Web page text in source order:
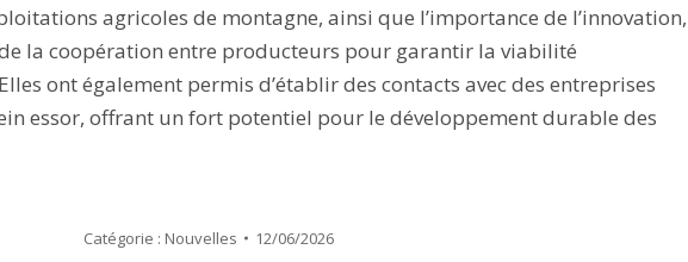
agricoles de montagne, ainsi que l’importance de l’innovation,
la coopération entre producteurs pour garantir la viabilité
ont également permis d’établir des contacts avec des entreprises
essor, offrant un fort potentiel pour le développement durable des
Catégorie : Nouvelles
12/06/2026